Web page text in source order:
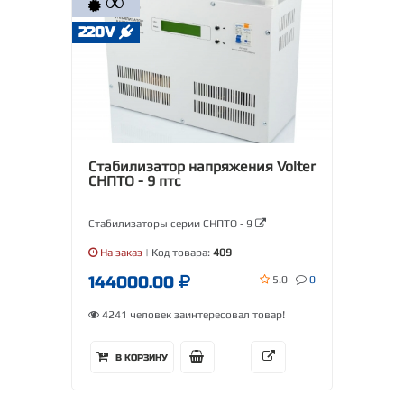
220V
Стабилизатор напряжения Volter
СНПТО - 9 птс
Стабилизаторы серии СНПТО - 9
На заказ | Код товара: 409
144000.00 5.0 0
4241 человек заинтересовал товар!
В КОРЗИНУ